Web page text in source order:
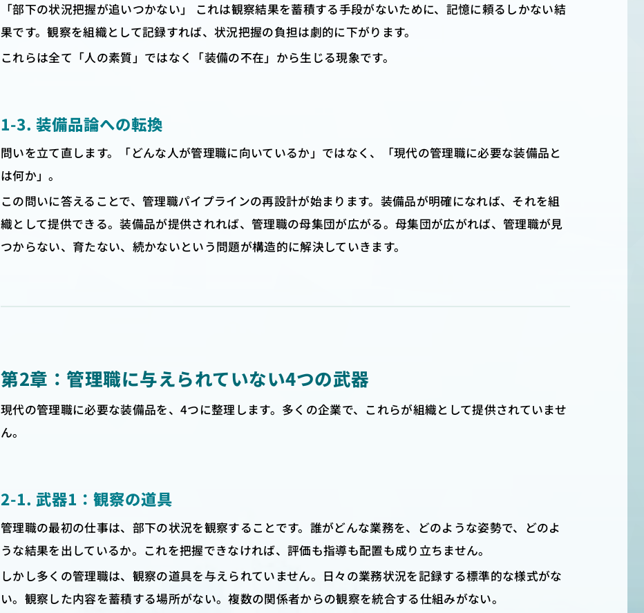
「部下の状況把握が追いつかない」 これは観察結果を蓄積する手段がないために、記憶に頼るしかない結
果です。観察を組織として記録すれば、状況把握の負担は劇的に下がります。
これらは全て「人の素質」ではなく「装備の不在」から生じる現象です。
1-3. 装備品論への転換
問いを立て直します。「どんな人が管理職に向いているか」ではなく、「現代の管理職に必要な装備品と
は何か」。
この問いに答えることで、管理職パイプラインの再設計が始まります。装備品が明確になれば、それを組
織として提供できる。装備品が提供されれば、管理職の母集団が広がる。母集団が広がれば、管理職が見
つからない、育たない、続かないという問題が構造的に解決していきます。
第2章：管理職に与えられていない4つの武器
現代の管理職に必要な装備品を、4つに整理します。多くの企業で、これらが組織として提供されていませ
ん。
2-1. 武器1：観察の道具
管理職の最初の仕事は、部下の状況を観察することです。誰がどんな業務を、どのような姿勢で、どのよ
うな結果を出しているか。これを把握できなければ、評価も指導も配置も成り立ちません。
しかし多くの管理職は、観察の道具を与えられていません。日々の業務状況を記録する標準的な様式がな
い。観察した内容を蓄積する場所がない。複数の関係者からの観察を統合する仕組みがない。